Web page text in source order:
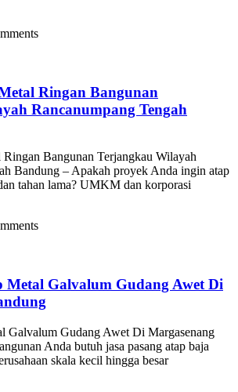
Ringan Bangunan
Rancanumpang Tengah
Bangunan Terjangkau Wilayah
Bandung – Apakah proyek Anda ingin atap
tahan lama? UMKM dan korporasi
Galvalum Gudang Awet Di
Galvalum Gudang Awet Di Margasenang
Anda butuh jasa pasang atap baja
skala kecil hingga besar